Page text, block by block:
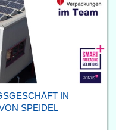
IN
SPEIDEL